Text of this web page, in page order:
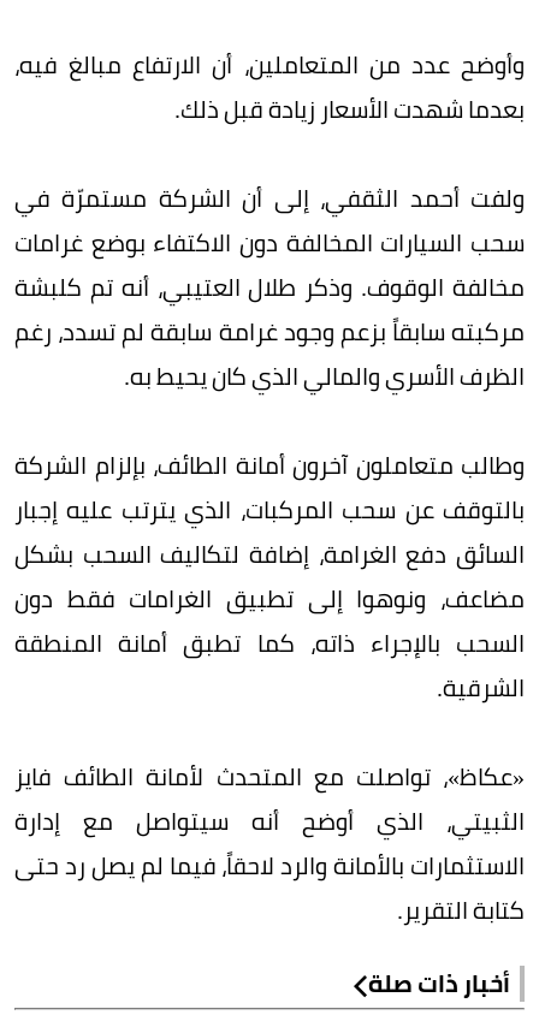
وأوضح عدد من المتعاملين، أن الارتفاع مبالغ فيه،
بعدما شهدت الأسعار زيادة قبل ذلك.
ولفت أحمد الثقفي، إلى أن الشركة مستمرّة في
سحب السيارات المخالفة دون الاكتفاء بوضع غرامات
مخالفة الوقوف. وذكر طلال العتيبي، أنه تم كلبشة
مركبته سابقاً بزعم وجود غرامة سابقة لم تسدد، رغم
الظرف الأسري والمالي الذي كان يحيط به.
وطالب متعاملون آخرون أمانة الطائف، بإلزام الشركة
بالتوقف عن سحب المركبات، الذي يترتب عليه إجبار
السائق دفع الغرامة، إضافة لتكاليف السحب بشكل
مضاعف، ونوهوا إلى تطبيق الغرامات فقط دون
السحب بالإجراء ذاته، كما تطبق أمانة المنطقة
الشرقية.
«عكاظ»، تواصلت مع المتحدث لأمانة الطائف فايز
الثبيتي، الذي أوضح أنه سيتواصل مع إدارة
الاستثمارات بالأمانة والرد لاحقاً، فيما لم يصل رد حتى
كتابة التقرير.
أخبار ذات صلة